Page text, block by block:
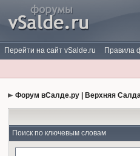
Перейти на сайт vSalde.ru Правила
Форум вСалде.ру | Верхняя
Поиск по ключевым словам